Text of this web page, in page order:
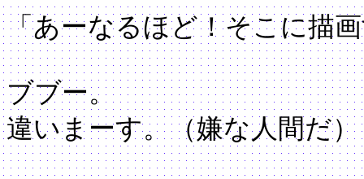
「あーなるほど！そこに描
ブブー。
違いまーす。（嫌な人間だ）